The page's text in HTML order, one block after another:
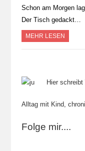
Schon am Morgen
Der Tisch gedackt…
MEHR LESEN
Hier
Alltag mit Kind,
Folge mir....